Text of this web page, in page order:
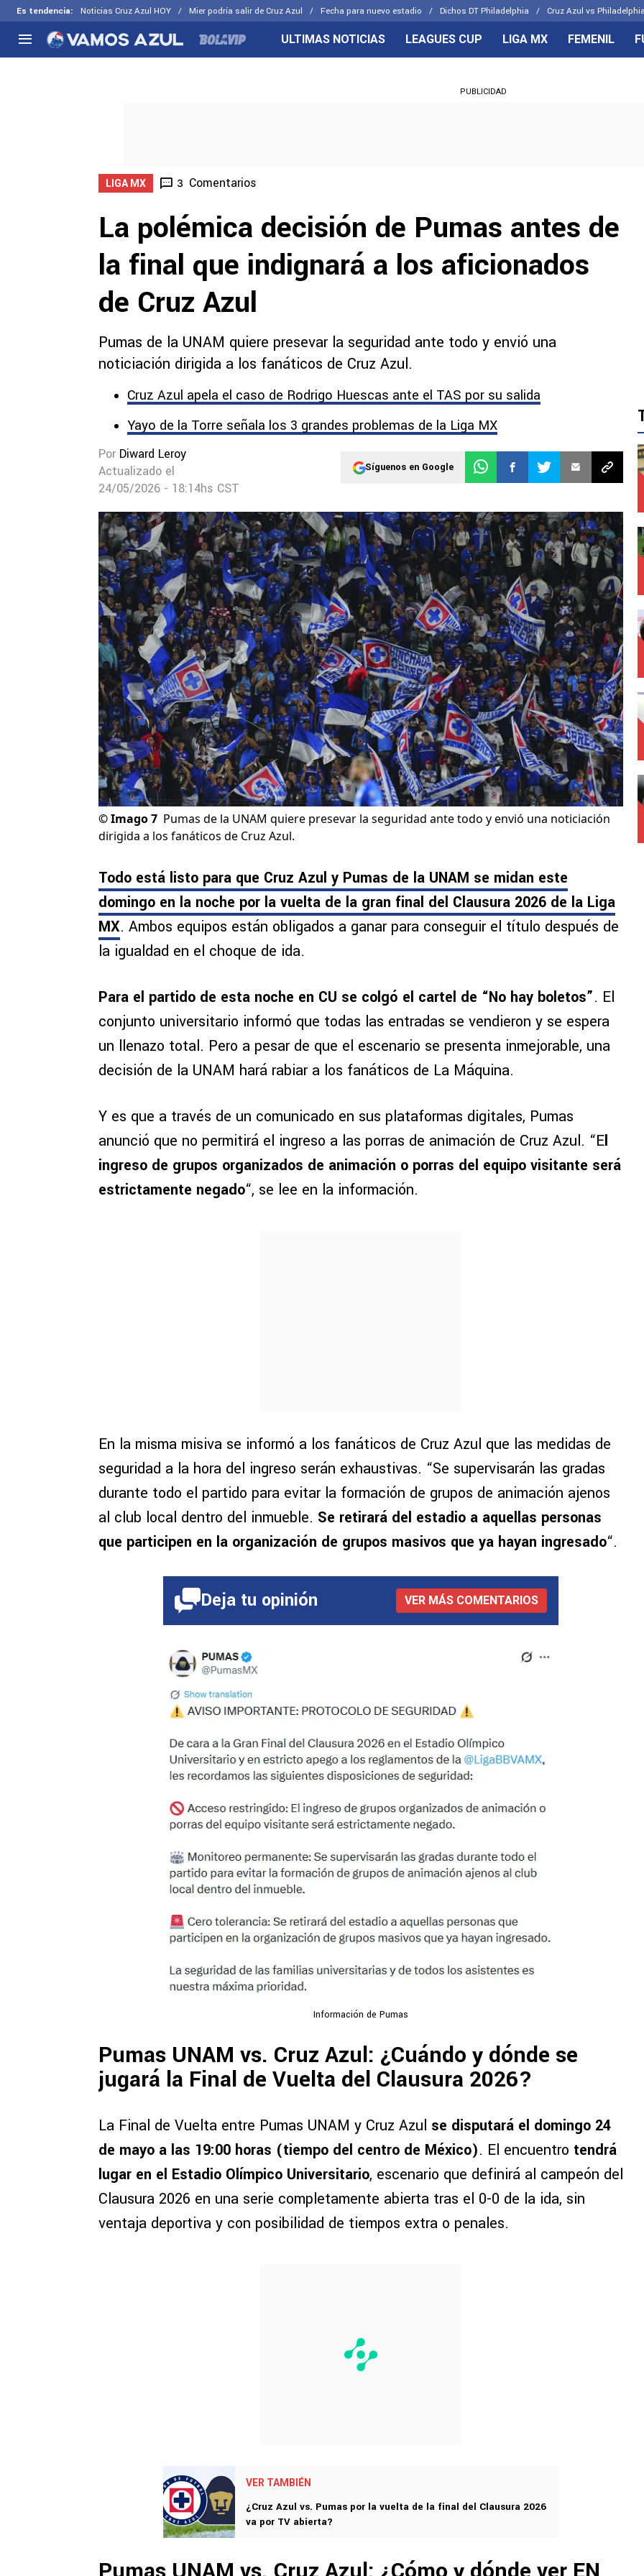
Es tendencia: Noticias Cruz Azul HOY Mier podría salir de Cruz Azul Fecha para nuevo estadio Dichos DT Philadelphia Cruz Azul vs
Selección Mexicana
CELESTES
ULTIMAS NOTICIAS LEAGUES CUP LIGA MX FEMENIL
PUBLICIDAD
LIGA MX 3 Comentarios
La polémica decisión de Pumas antes de
la final que indignará a los aficionados
de Cruz Azul
Pumas de la UNAM quiere presevar la seguridad ante todo y envió una
noticiación dirigida a los fanáticos de Cruz Azul.
Cruz Azul apela el caso de Rodrigo Huescas ante el TAS por su salida
Yayo de la Torre señala los 3 grandes problemas de la Liga MX
Por Diward Leroy
Actualizado el
24/05/2026 - 18:14hs CST
Síguenos en Google
©Imago 7 Pumas de la UNAM quiere presevar la seguridad ante todo y envió una noticiación
dirigida a los fanáticos de Cruz Azul.
Todo está listo para que Cruz Azul y Pumas de la UNAM se midan este
domingo en la noche por la vuelta de la gran final del Clausura 2026 de la Liga
MX. Ambos equipos están obligados a ganar para conseguir el título después de
la igualdad en el choque de ida.
Para el partido de esta noche en CU se colgó el cartel de “No hay boletos”. El
conjunto universitario informó que todas las entradas se vendieron y se espera
un llenazo total. Pero a pesar de que el escenario se presenta inmejorable, una
decisión de la UNAM hará rabiar a los fanáticos de La Máquina.
Y es que a través de un comunicado en sus plataformas digitales, Pumas
anunció que no permitirá el ingreso a las porras de animación de Cruz Azul. “El
ingreso de grupos organizados de animación o porras del equipo visitante será
estrictamente negado“, se lee en la información.
En la misma misiva se informó a los fanáticos de Cruz Azul que las medidas de
seguridad a la hora del ingreso serán exhaustivas. “Se supervisarán las gradas
durante todo el partido para evitar la formación de grupos de animación ajenos
al club local dentro del inmueble. Se retirará del estadio a aquellas personas
que participen en la organización de grupos masivos que ya hayan ingresado“.
Deja tu opinión VER MÁS COMENTARIOS
Información de Pumas
Pumas UNAM vs. Cruz Azul: ¿Cuándo y dónde se
jugará la Final de Vuelta del Clausura 2026?
La Final de Vuelta entre Pumas UNAM y Cruz Azul se disputará el domingo 24
de mayo a las 19:00 horas (tiempo del centro de México). El encuentro tendrá
lugar en el Estadio Olímpico Universitario, escenario que definirá al campeón del
Clausura 2026 en una serie completamente abierta tras el 0-0 de la ida, sin
ventaja deportiva y con posibilidad de tiempos extra o penales.
VER TAMBIÉN
¿Cruz Azul vs. Pumas por la vuelta de la final del Clausura 2026
va por TV abierta?